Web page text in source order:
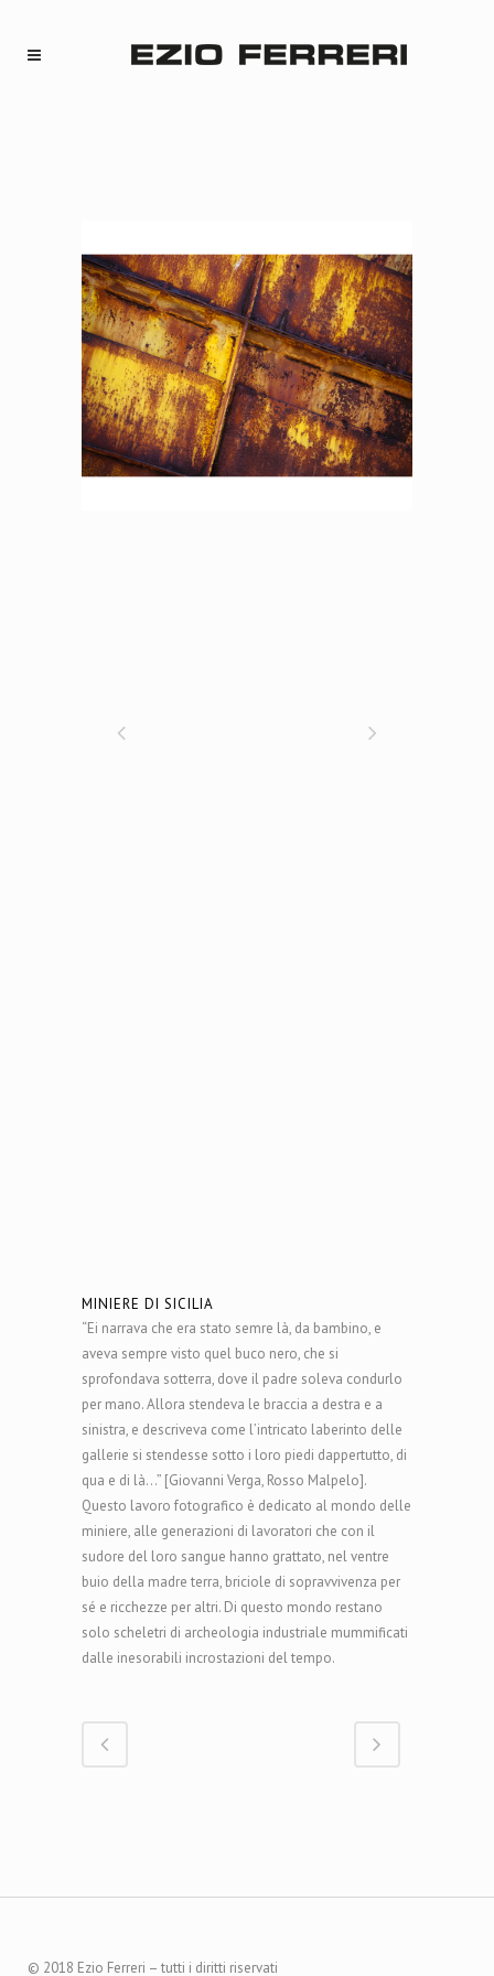
MINIERE DI SICILIA
“Ei narrava che era stato semre là, da bambino, e
aveva sempre visto quel buco nero, che si
sprofondava sotterra, dove il padre soleva condurlo
per mano. Allora stendeva le braccia a destra e a
sinistra, e descriveva come l’intricato laberinto delle
gallerie si stendesse sotto i loro piedi dappertutto, di
qua e di là…” [Giovanni Verga, Rosso Malpelo].
Questo lavoro fotografico è dedicato al mondo delle
miniere, alle generazioni di lavoratori che con il
sudore del loro sangue hanno grattato, nel ventre
buio della madre terra, briciole di sopravvivenza per
sé e ricchezze per altri. Di questo mondo restano
solo scheletri di archeologia industriale mummificati
dalle inesorabili incrostazioni del tempo.
© 2018 Ezio Ferreri – tutti i diritti riservati